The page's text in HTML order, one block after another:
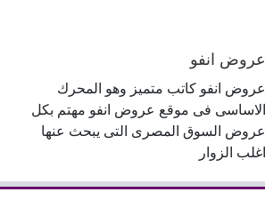
عروض انفو
عروض انفو كاتب متميز وهو المحرك
الاساسى فى موقع عروض انفو مهتم بكل
عروض السوق المصرى التى يبحث عنها
اغلب الزوار